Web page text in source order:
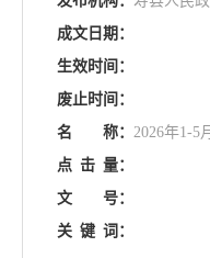
成文日期：
生效时间：
废止时间：
名
称： 2026年1-5
点 击 量：
文
号：
关 键 词：